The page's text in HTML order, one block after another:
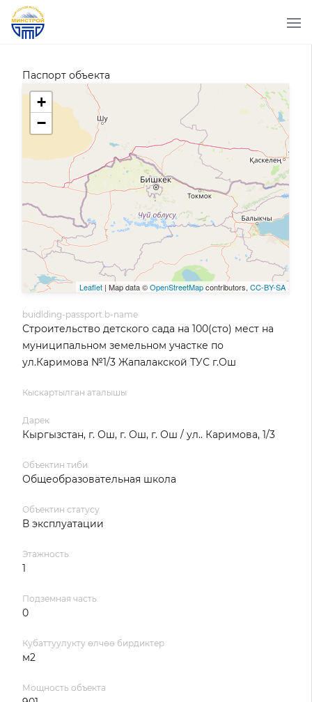
Паспорт объекта
+
−
Leaflet | Map data ©OpenStreetMapcontributors, CC-BY-SA
buidlding-passport.b-name
Строительство детского сада на 100(сто) мест на
муниципальном земельном участке по
ул.Каримова №1/3 Жапалакской ТУС г.Ош
Кыскартылган аталышы
Дарек
Кыргызстан, г. Ош, г. Ош, г. Ош / ул.. Каримова, 1/3
Объектин тиби
Общеобразовательная школа
Объектин статусу
В эксплуатации
Этажность
1
Подземная часть
0
Кубаттуулукту өлчөө бирдиктер
м2
Мощность объекта